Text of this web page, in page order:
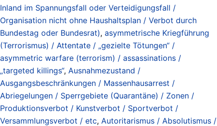
Inland im Spannungsfall oder Verteidigungsfall /
Organisation nicht ohne Haushaltsplan / Verbot durch
Bundestag oder Bundesrat), asymmetrische Kriegführung
(Terrorismus) / Attentate / „gezielte Tötungen“ /
asymmetric warfare (terrorism) / assassinations /
„targeted killings“, Ausnahmezustand /
Ausgangsbeschränkungen / Massenhausarrest /
Abriegelungen / Sperrgebiete (Quarantäne) / Zonen /
Produktionsverbot / Kunstverbot / Sportverbot /
Versammlungsverbot / etc, Autoritarismus / Absolutismus /